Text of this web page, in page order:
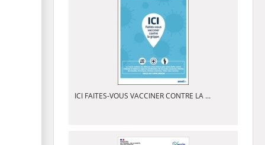
ICI FAITES-VOUS VACCINER CONTRE LA ...